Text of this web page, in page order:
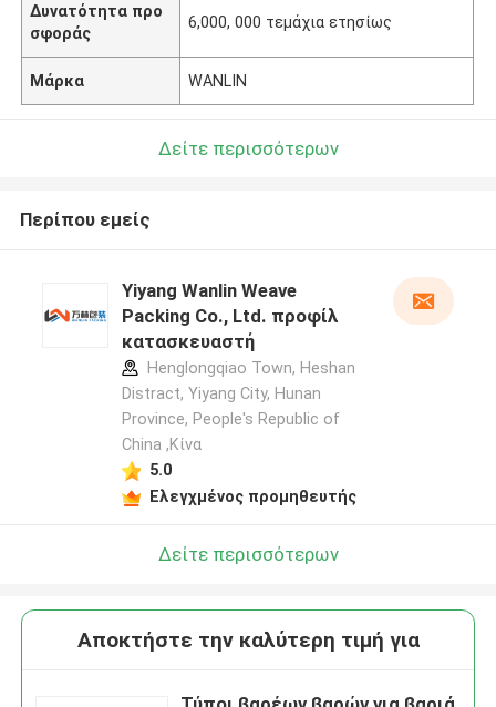
Δυνατότητα προ
σφοράς
6,000, 000 τεμάχια ετησίως
Μάρκα WANLIN
Δείτε περισσότερων
Περίπου εμείς
Yiyang Wanlin Weave
Packing Co., Ltd. προφίλ
κατασκευαστή
Henglongqiao Town, Heshan
Distract, Yiyang City, Hunan
Province, People's Republic of
China ,Κίνα
5.0
Ελεγχμένος προμηθευτής
Δείτε περισσότερων
Αποκτήστε την καλύτερη τιμή για